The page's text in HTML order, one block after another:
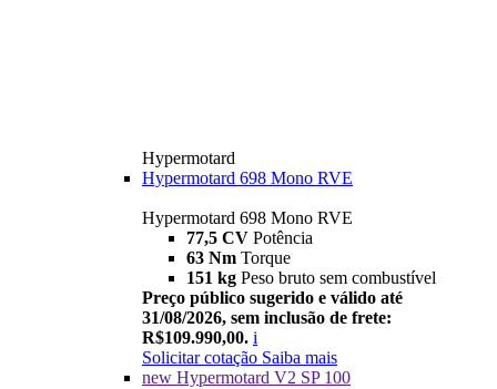
Hypermotard
Hypermotard 698 Mono RVE
Hypermotard 698 Mono RVE
77,5 CV Potência
63 Nm Torque
151 kg Peso bruto sem combustível
Preço público sugerido e válido até
31/08/2026, sem inclusão de frete:
R$109.990,00. i
Solicitar cotação Saiba mais
new Hypermotard V2 SP 100